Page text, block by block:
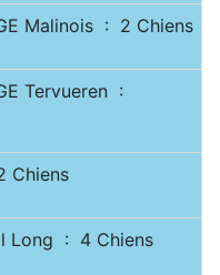
Malinois : 2 Chiens
Tervueren :
Chiens
Long : 4 Chiens